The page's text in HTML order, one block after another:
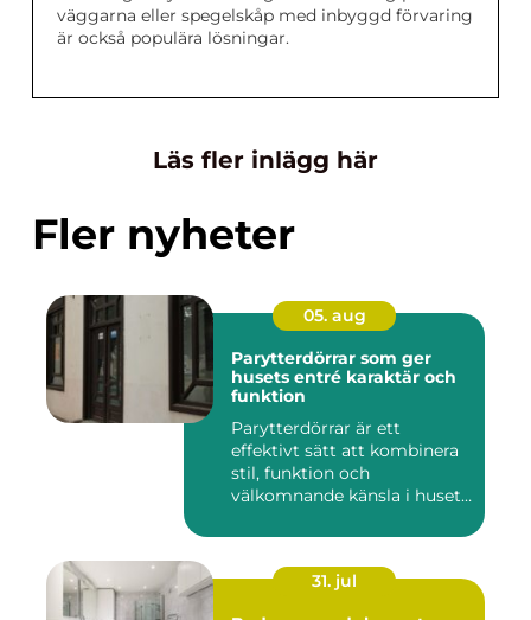
väggarna eller spegelskåp med inbyggd förvaring
är också populära lösningar.
Läs fler inlägg här
Fler nyheter
05. aug
Parytterdörrar som ger
husets entré karaktär och
funktion
Parytterdörrar är ett
effektivt sätt att kombinera
stil, funktion och
välkomnande känsla i husets
31. jul